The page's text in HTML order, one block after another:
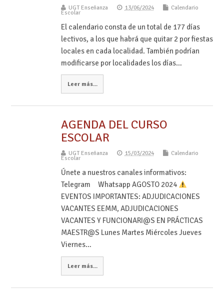
UGT Enseñanza 13/06/2024 Calendario
Escolar
El calendario consta de un total de 177 días
lectivos, a los que habrá que quitar 2 por fiestas
locales en cada localidad. También podrían
modificarse por localidades los días…
Leer más...
AGENDA DEL CURSO
ESCOLAR
UGT Enseñanza 15/03/2024 Calendario
Escolar
Únete a nuestros canales informativos:
Telegram Whatsapp AGOSTO 2024
EVENTOS IMPORTANTES: ADJUDICACIONES
VACANTES EEMM, ADJUDICACIONES
VACANTES Y FUNCIONARI@S EN PRÁCTICAS
MAESTR@S Lunes Martes Miércoles Jueves
Viernes…
Leer más...